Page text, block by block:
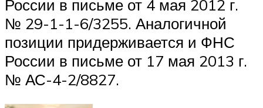
России в письме от 4 мая 2012 г.
№ 29-1-1-6/3255. Аналогичной
позиции придерживается и ФНС
России в письме от 17 мая 2013 г.
№ АС-4-2/8827.